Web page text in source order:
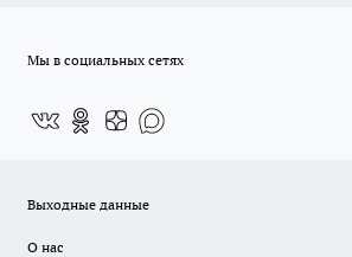
Мы в социальных сетях
Выходные данные
О нас